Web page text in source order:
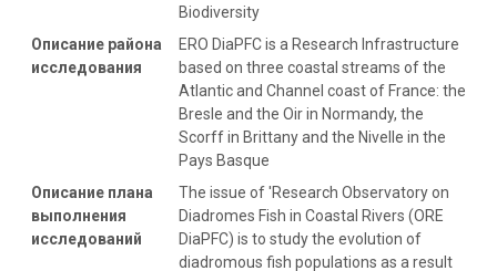
Biodiversity
Описание района
исследования
ERO DiaPFC is a Research Infrastructure
based on three coastal streams of the
Atlantic and Channel coast of France: the
Bresle and the Oir in Normandy, the
Scorff in Brittany and the Nivelle in the
Pays Basque
Описание плана
выполнения
исследований
The issue of 'Research Observatory on
Diadromes Fish in Coastal Rivers (ORE
DiaPFC) is to study the evolution of
diadromous fish populations as a result